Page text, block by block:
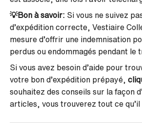
💡Bon à savoir: Si vous ne suivez
d’expédition correcte, Vestiaire
mesure d’offrir une indemnisation
perdus ou endommagés pendant le
Si vous avez besoin d’aide pour
votre bon d’expédition prépayé,
souhaitez des conseils sur la façon
articles, vous trouverez tout ce qu’il